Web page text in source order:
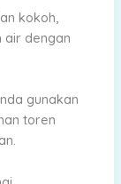
kokoh,
air dengan
gunakan
toren